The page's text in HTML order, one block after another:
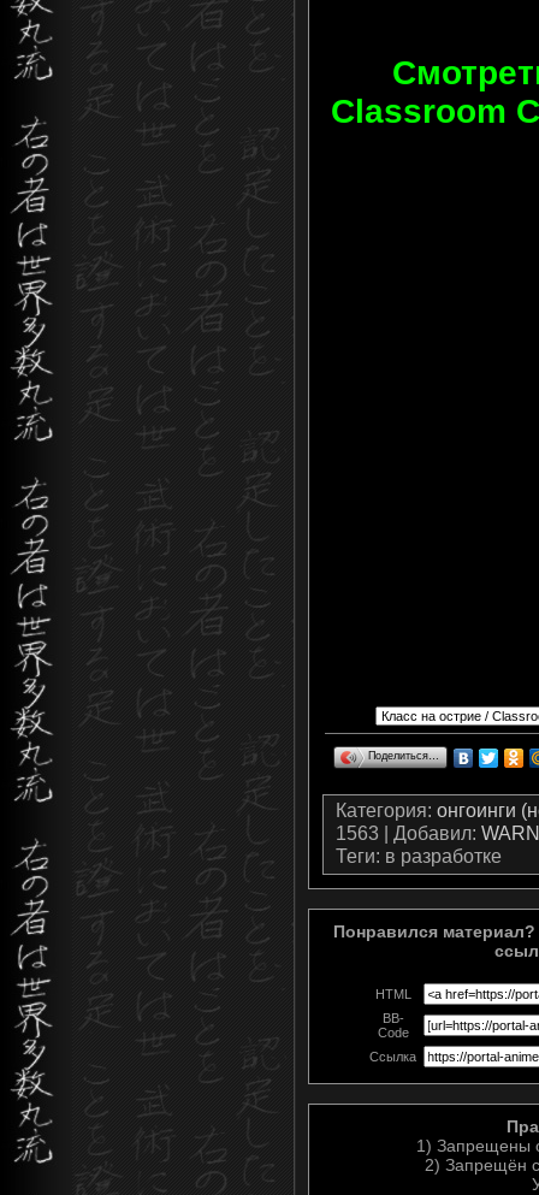
Classroom
Поделиться…
Категория: онгоинги
1563 | Добавил:
Теги: в разработке
Понравился
HTML
BB-
Code
Ссылка
1) Запрещены
2) Запрещён